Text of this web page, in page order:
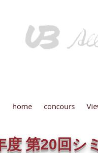
home concours
度 第20回シ